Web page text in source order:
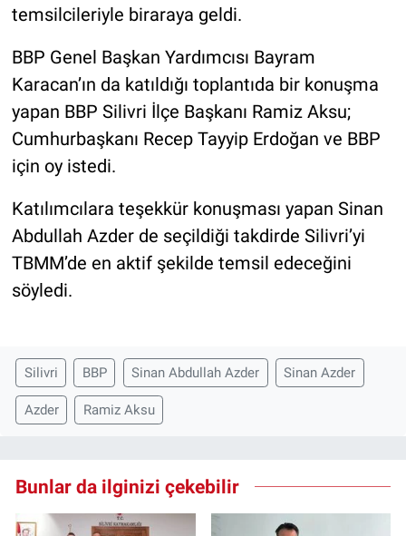
temsilcileriyle biraraya geldi.
BBP Genel Başkan Yardımcısı Bayram
Karacan’ın da katıldığı toplantıda bir konuşma
yapan BBP Silivri İlçe Başkanı Ramiz Aksu;
Cumhurbaşkanı Recep Tayyip Erdoğan ve BBP
için oy istedi.
Katılımcılara teşekkür konuşması yapan Sinan
Abdullah Azder de seçildiği takdirde Silivri’yi
TBMM’de en aktif şekilde temsil edeceğini
söyledi.
Silivri BBP Sinan Abdullah Azder Sinan Azder
Azder Ramiz Aksu
Bunlar da ilginizi çekebilir